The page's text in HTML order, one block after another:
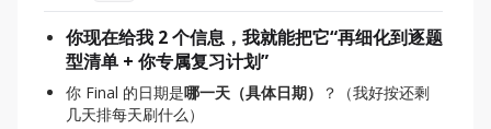
你现在给我 2 个信息，我就能把它“再细化到逐题
型清单 + 你专属复习计划”
你 Final 的日期是哪一天（具体日期）
？（我好按还剩
几天排每天刷什么）